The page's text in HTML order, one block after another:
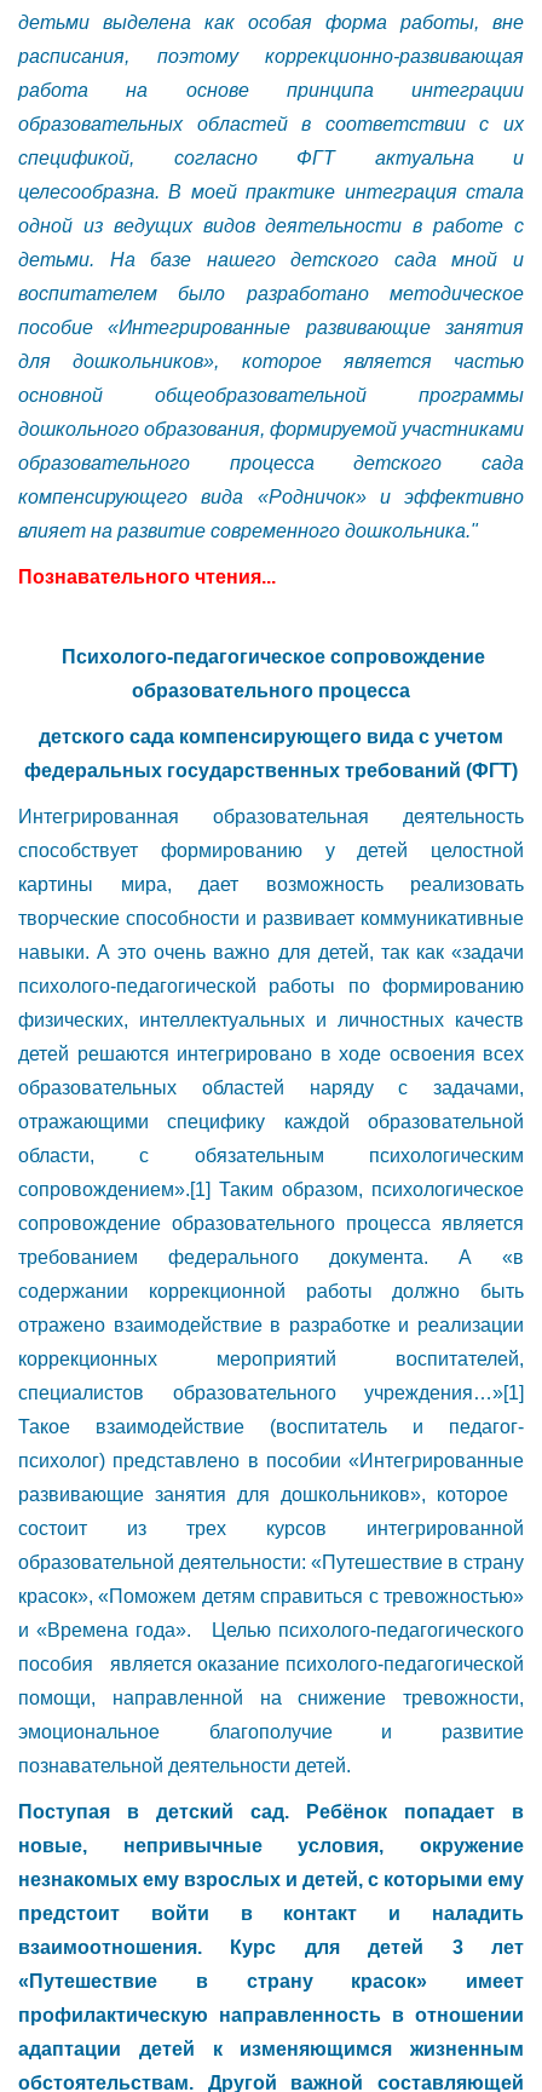
детьми выделена как особая форма работы, вне
расписания, поэтому коррекционно-развивающая
работа на основе принципа интеграции
образовательных областей в соответствии с их
спецификой, согласно ФГТ актуальна и
целесообразна.В моей практике интеграция стала
одной из ведущих видов деятельности в работе с
детьми. На базе нашего детского сада мной и
воспитателем было разработано методическое
пособие «Интегрированные развивающие занятия
для дошкольников», которое является частью
основной общеобразовательной программы
дошкольного образования, формируемой участниками
образовательного процесса детского сада
компенсирующего вида «Родничок» и эффективно
влияет на развитие современного дошкольника."
Познавательного чтения...
Психолого-педагогическое сопровождение
образовательного процесса
детского сада компенсирующего вида с учетом
федеральных государственных требований (ФГТ)
Интегрированная образовательная деятельность
способствует формированию у детей целостной
картины мира, дает возможность реализовать
творческие способности и развивает коммуникативные
навыки. А это очень важно для детей, так как «задачи
психолого-педагогической работы по формированию
физических, интеллектуальных и личностных качеств
детей решаются интегрировано в ходе освоения всех
образовательных областей наряду с задачами,
отражающими специфику каждой образовательной
области, с обязательным психологическим
сопровождением».[1] Таким образом, психологическое
сопровождение образовательного процесса является
требованием федерального документа. А «в
содержании коррекционной работы должно быть
отражено взаимодействие в разработке и реализации
коррекционных мероприятий воспитателей,
специалистов образовательного учреждения…»[1]
Такое взаимодействие (воспитатель и педагог-
психолог) представлено в пособии «Интегрированные
развивающие занятия для дошкольников», которое
состоит из трех курсов интегрированной
образовательной деятельности: «Путешествие в страну
красок», «Поможем детям справиться с тревожностью»
и «Времена года». Целью психолого-педагогического
пособия является оказание психолого-педагогической
помощи, направленной на снижение тревожности,
эмоциональное благополучие и развитие
познавательной деятельности детей.
Поступая в детский сад. Ребёнок попадает в
новые, непривычные условия, окружение
незнакомых ему взрослых и детей, с которыми ему
предстоит войти в контакт и наладить
взаимоотношения. Курс для детей 3 лет
«Путешествие в страну красок» имеет
профилактическую направленность в отношении
адаптации детей к изменяющимся жизненным
обстоятельствам. Другой важной составляющей